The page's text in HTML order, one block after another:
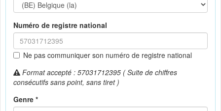
Numéro de registre national
Ne pas communiquer son numéro de registre national
Format accepté : 57031712395 ( Suite de chiffres
consécutifs sans point, sans tiret )
Genre *